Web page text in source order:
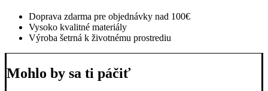
Doprava zdarma pre objednávky nad 100€
Vysoko kvalitné materiály
Výroba šetrná k životnému prostrediu
Mohlo by sa ti páčiť